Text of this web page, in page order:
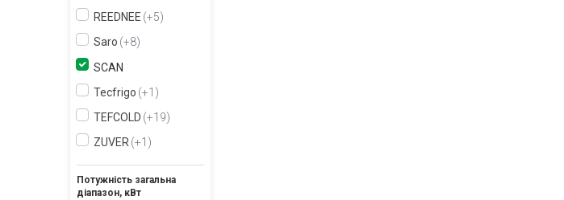
REEDNEE +5
Saro +8
SCAN
Tecfrigo +1
TEFCOLD +19
ZUVER +1
Потужність загальна
діапазон, кВт